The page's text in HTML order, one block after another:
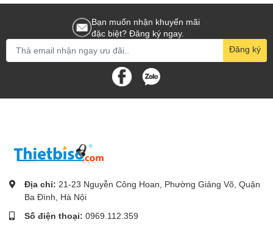
Bạn muốn nhận khuyến mãi
đặc biệt? Đăng ký ngay.
Đăng ký
Địa chỉ: 21-23 Nguyễn Công Hoan, Phường Giảng Võ, Quận
Ba Đình, Hà Nội
Số điện thoại: 0969.112.359